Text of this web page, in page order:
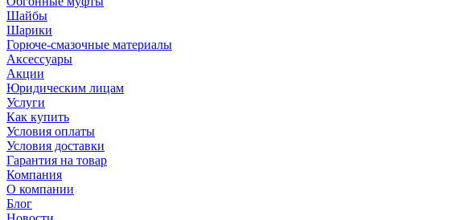
Шайбы
Шарики
Горюче-смазочные материалы
Аксессуары
Акции
Юридическим лицам
Услуги
Как купить
Условия оплаты
Условия доставки
Гарантия на товар
Компания
О компании
Блог